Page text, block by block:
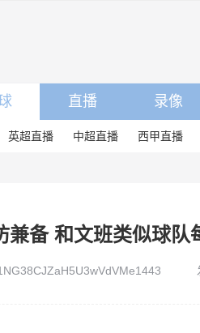
直播 录像
英超直播 中超直播 西甲直播
兼备 和文班类似球队